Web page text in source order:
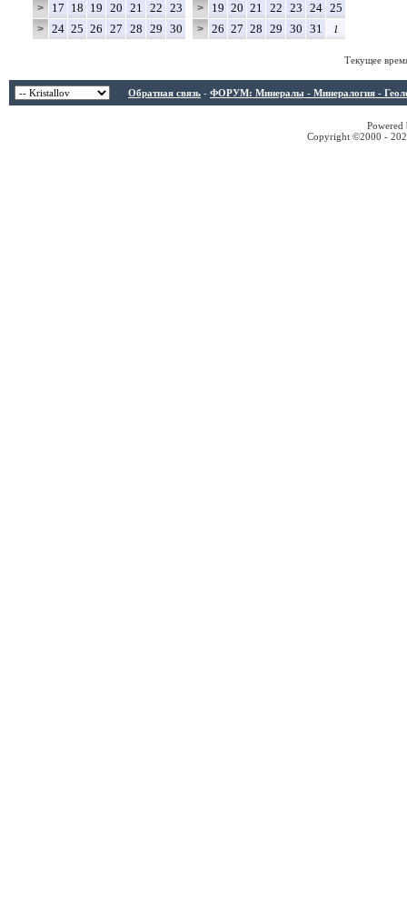
> 17 18 19 20 21 22 23
> 24 25 26 27 28 29 30
> 19 20 21 22 23 24 25
> 26 27 28 29 30 31 1
Текущее
Обратная связь - ФОРУМ: Минералы - Минералогия -
Copyright ©2000 -